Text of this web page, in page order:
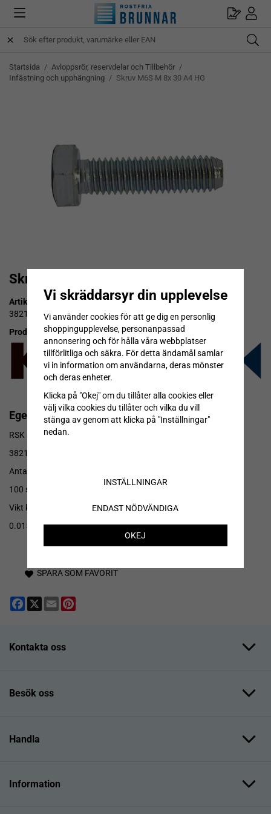
Startsida / Avloppsrör, reservdelar och Tillbehör /
Infästning och upphängning / Skruv M6S M 8x 30 A4 HG
Skruv M6S M 8x 30 A4 HG
Artikelnummer:
3821625
Produktbeskrivning:
Egenskaper
RSK nr
3821625
Antal/förpackning
100 st
Vikt kg
0.015
SPARA SOM FAVORIT
Facebook
X Email
Kontakta oss
Besök oss
Handla
Information
Vi skräddarsyr din upplevelse
Vi använder cookies för att ge dig en personlig
shoppingupplevelse, personanpassad
annonsering och för hålla våra webbplatser
tillförlitliga och säkra. För detta ändamål samlar
vi in information om användarna, deras mönster
och deras enheter.
Klicka på "Okej" om du tillåter alla cookies eller
välj vilka cookies du tillåter och vilka du vill
stänga av genom att klicka på "Inställningar"
nedan.
INSTÄLLNINGAR
ENDAST NÖDVÄNDIGA
OKEJ